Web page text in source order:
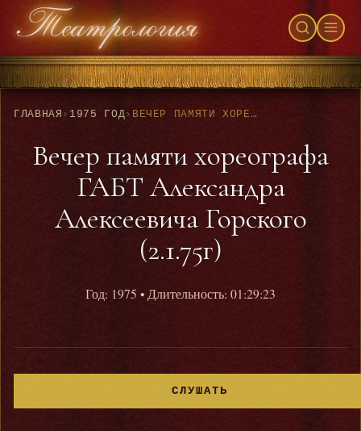
ГЛАВНАЯ › 1975 ГОД› ВЕЧЕР ПАМЯТИ ХОРЕОГРАФА ГАБТ АЛЕКСАНДРА АЛЕКСЕЕВИЧА ГОРСКОГО (2.1.75Г)
Вечер памяти хореографа
ГАБТ Александра
Алексеевича Горского
(2.1.75г)
Год: 1975 • Длительность: 01:29:23
СЛУШАТЬ